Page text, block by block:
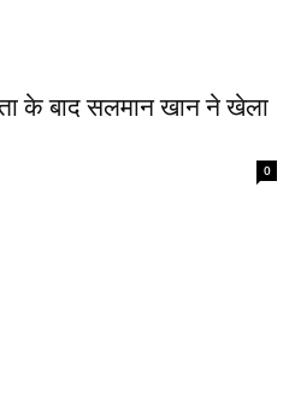
के बाद सलमान खान ने खेला
0